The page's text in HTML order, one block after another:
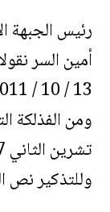
رئيس الجبهة
أمين السر
13 / 10 / 2011 /\” .
وللتذكير نص المادة 105 من